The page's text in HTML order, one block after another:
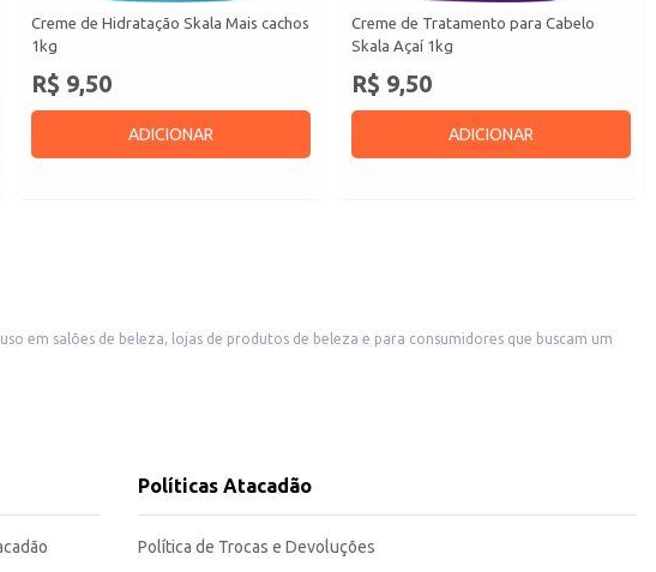
Creme de Hidratação Skala Mais cachos
1kg
R$ 9,50
ADICIONAR
Creme de Tratamento para Cabelo
Skala Açaí 1kg
R$ 9,50
ADICIONAR
e maciez. A
Políticas Atacadão
Política de Trocas e Devoluções